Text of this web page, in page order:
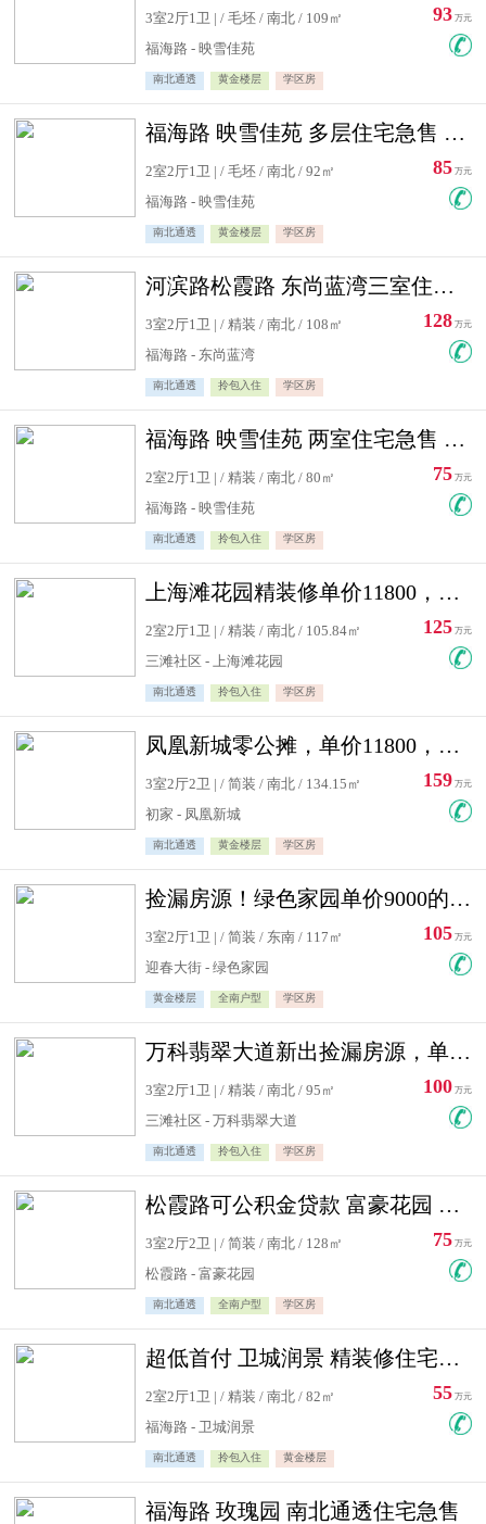
3室2厅1卫 | / 毛坯 / 南北 / 109㎡
福海路 - 映雪佳苑
南北通透 黄金楼层 学区房
93 万元
福海路 映雪佳苑 多层住宅急售 可公积金贷款
2室2厅1卫 | / 毛坯 / 南北 / 92㎡
福海路 - 映雪佳苑
南北通透 黄金楼层 学区房
85 万元
河滨路松霞路 东尚蓝湾三室住宅急售
3室2厅1卫 | / 精装 / 南北 / 108㎡
福海路 - 东尚蓝湾
南北通透 拎包入住 学区房
128 万元
福海路 映雪佳苑 两室住宅急售 可公积金贷款
2室2厅1卫 | / 精装 / 南北 / 80㎡
福海路 - 映雪佳苑
南北通透 拎包入住 学区房
75 万元
上海滩花园精装修单价11800，价格最低的两居室，无敌视野
2室2厅1卫 | / 精装 / 南北 / 105.84㎡
三滩社区 - 上海滩花园
南北通透 拎包入住 学区房
125 万元
凤凰新城零公摊，单价11800，白银楼层，一个车库另算
3室2厅2卫 | / 简装 / 南北 / 134.15㎡
初家 - 凤凰新城
南北通透 黄金楼层 学区房
159 万元
捡漏房源！绿色家园单价9000的大三居，实验小学永明双学区
3室2厅1卫 | / 简装 / 东南 / 117㎡
迎春大街 - 绿色家园
黄金楼层 全南户型 学区房
105 万元
万科翡翠大道新出捡漏房源，单价10500精装修
3室2厅1卫 | / 精装 / 南北 / 95㎡
三滩社区 - 万科翡翠大道
南北通透 拎包入住 学区房
100 万元
松霞路可公积金贷款 富豪花园 复式住宅急售送小棚
3室2厅2卫 | / 简装 / 南北 / 128㎡
松霞路 - 富豪花园
南北通透 全南户型 学区房
75 万元
超低首付 卫城润景 精装修住宅急售 可公积金贷款
2室2厅1卫 | / 精装 / 南北 / 82㎡
福海路 - 卫城润景
南北通透 拎包入住 黄金楼层
55 万元
福海路 玫瑰园 南北通透住宅急售